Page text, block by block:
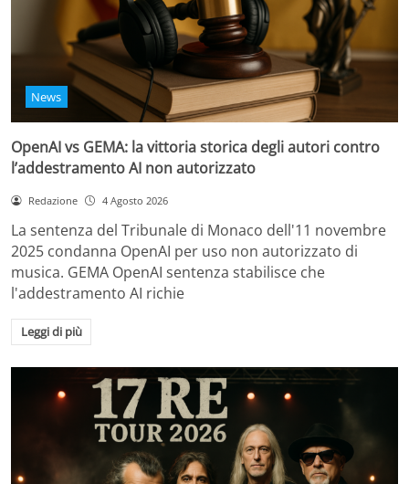
News
OpenAI vs GEMA: la vittoria storica degli autori contro
l’addestramento AI non autorizzato
Redazione 4 Agosto 2026
La sentenza del Tribunale di Monaco dell'11 novembre
2025 condanna OpenAI per uso non autorizzato di
musica. GEMA OpenAI sentenza stabilisce che
l'addestramento AI richie
Leggi di più